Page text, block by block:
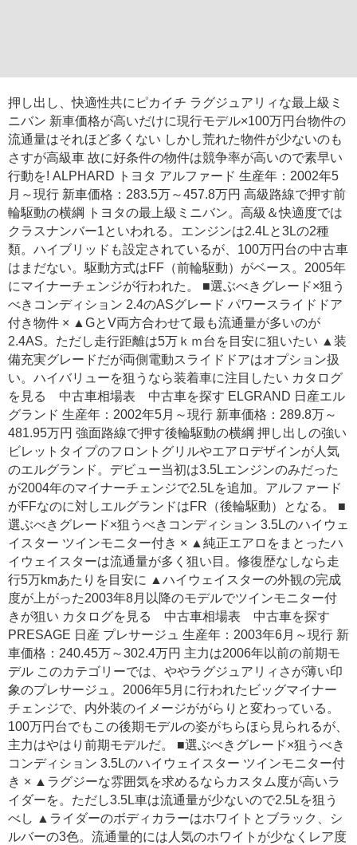
押し出し、快適性共にピカイチ ラグジュアリィな最上級ミ
ニバン 新車価格が高いだけに現行モデル×100万円台物件の
流通量はそれほど多くない しかし荒れた物件が少ないのも
さすが高級車 故に好条件の物件は競争率が高いので素早い
行動を! ALPHARD トヨタ アルファード 生産年：2002年5
月～現行 新車価格：283.5万～457.8万円 高級路線で押す前
輪駆動の横綱 トヨタの最上級ミニバン。高級＆快適度では
クラスナンバー1といわれる。エンジンは2.4Lと3Lの2種
類。ハイブリッドも設定されているが、100万円台の中古車
はまだない。駆動方式はFF（前輪駆動）がベース。2005年
にマイナーチェンジが行われた。 ■選ぶべきグレード×狙う
べきコンディション 2.4のASグレード パワースライドドア
付き物件 × ▲GとV両方合わせて最も流通量が多いのが
2.4AS。ただし走行距離は5万ｋｍ台を目安に狙いたい ▲装
備充実グレードだが両側電動スライドドアはオプション扱
い。ハイバリューを狙うなら装着車に注目したい カタログ
を見る 中古車相場表 中古車を探す ELGRAND 日産エル
グランド 生産年：2002年5月～現行 新車価格：289.8万～
481.95万円 強面路線で押す後輪駆動の横綱 押し出しの強い
ビレットタイプのフロントグリルやエアロデザインが人気
のエルグランド。デビュー当初は3.5Lエンジンのみだった
が2004年のマイナーチェンジで2.5Lを追加。アルファード
がFFなのに対しエルグランドはFR（後輪駆動）となる。 ■
選ぶべきグレード×狙うべきコンディション 3.5Lのハイウェ
イスター ツインモニター付き × ▲純正エアロをまとったハ
イウェイスターは流通量が多く狙い目。修復歴なしなら走
行5万kmあたりを目安に ▲ハイウェイスターの外観の完成
度が上がった2003年8月以降のモデルでツインモニター付
きが狙い カタログを見る 中古車相場表 中古車を探す
PRESAGE 日産 プレサージュ 生産年：2003年6月～現行 新
車価格：240.45万～302.4万円 主力は2006年以前の前期モ
デル このカテゴリーでは、ややラグジュアリィさが薄い印
象のプレサージュ。2006年5月に行われたビッグマイナー
チェンジで、内外装のイメージががらりと変わっている。
100万円台でもこの後期モデルの姿がちらほら見られるが、
主力はやはり前期モデルだ。 ■選ぶべきグレード×狙うべき
コンディション 3.5Lのハイウェイスター ツインモニター付
き × ▲ラグジーな雰囲気を求めるならカスタム度が高いラ
イダーを。ただし3.5L車は流通量が少ないので2.5Lを狙う
べし ▲ライダーのボディカラーはホワイトとブラック、シ
ルバーの3色。流通量的には人気のホワイトが少なくレア度